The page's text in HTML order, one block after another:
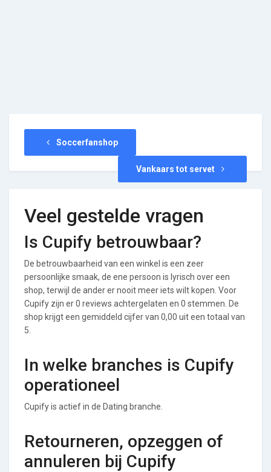
Soccerfanshop
Vankaars tot servet
Veel gestelde vragen
Is Cupify betrouwbaar?
De betrouwbaarheid van een winkel is een zeer
persoonlijke smaak, de ene persoon is lyrisch over een
shop, terwijl de ander er nooit meer iets wilt kopen. Voor
Cupify zijn er 0 reviews achtergelaten en 0 stemmen. De
shop krijgt een gemiddeld cijfer van 0,00 uit een totaal van
5.
In welke branches is Cupify
operationeel
Cupify is actief in de Dating branche.
Retourneren, opzeggen of
annuleren bij Cupify